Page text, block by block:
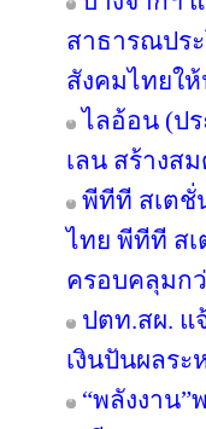
สาธารณปร
สังคมไทยใ
ไลอ้อน (ป
เลน สร้างส
พีทีที สเตชั่
ไทย พีทีที สเ
ครอบคลุมก
ปตท.สผ. แ
เงินปันผลร
“พลังงาน